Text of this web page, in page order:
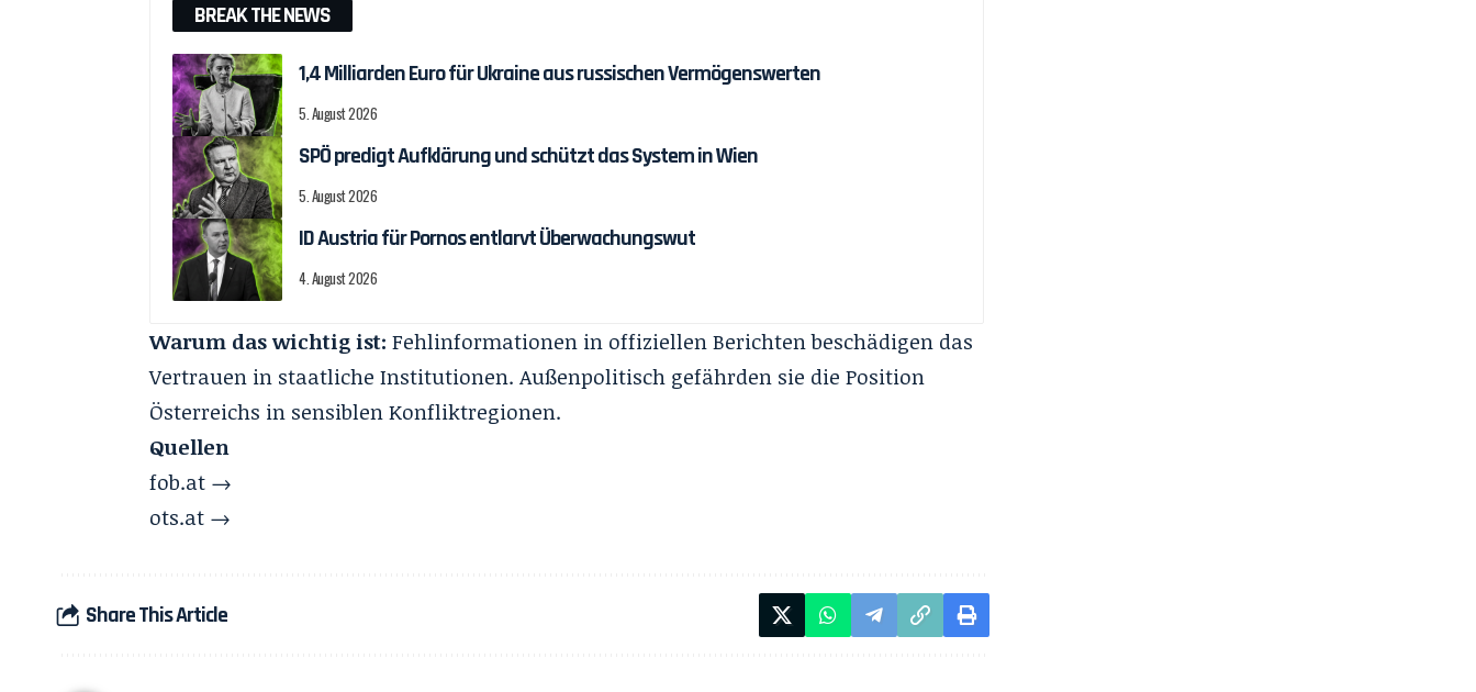
BREAK THE NEWS
1,4 Milliarden Euro für Ukraine aus russischen Vermögenswerten
5. August 2026
SPÖ predigt Aufklärung und schützt das System in Wien
5. August 2026
ID Austria für Pornos entlarvt Überwachungswut
4. August 2026
Warum das wichtig ist: Fehlinformationen in offiziellen Berichten beschädigen das
Vertrauen in staatliche Institutionen. Außenpolitisch gefährden sie die Position
Österreichs in sensiblen Konfliktregionen.
Quellen
fob.at →
ots.at →
Share This Article